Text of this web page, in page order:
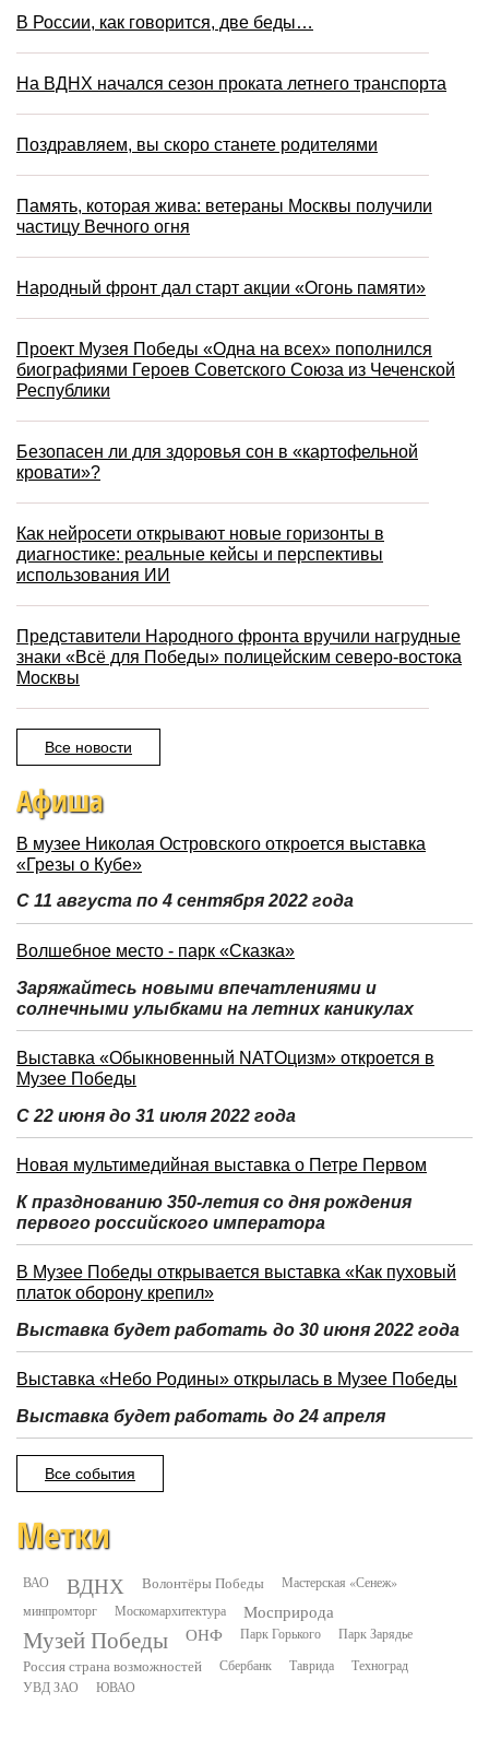
В России, как говорится, две беды…
На ВДНХ начался сезон проката летнего транспорта
Поздравляем, вы скоро станете родителями
Память, которая жива: ветераны Москвы получили
частицу Вечного огня
Народный фронт дал старт акции «Огонь памяти»
Проект Музея Победы «Одна на всех» пополнился
биографиями Героев Советского Союза из Чеченской
Республики
Безопасен ли для здоровья сон в «картофельной
кровати»?
Как нейросети открывают новые горизонты в
диагностике: реальные кейсы и перспективы
использования ИИ
Представители Народного фронта вручили нагрудные
знаки «Всё для Победы» полицейским северо-востока
Москвы
Все новости
Афиша
В музее Николая Островского откроется выставка
«Грезы о Кубе»
С 11 августа по 4 сентября 2022 года
Волшебное место - парк «Сказка»
Заряжайтесь новыми впечатлениями и
солнечными улыбками на летних каникулах
Выставка «Обыкновенный NATOцизм» откроется в
Музее Победы
С 22 июня до 31 июля 2022 года
Новая мультимедийная выставка о Петре Первом
К празднованию 350-летия со дня рождения
первого российского императора
В Музее Победы открывается выставка «Как пуховый
платок оборону крепил»
Выставка будет работать до 30 июня 2022 года
Выставка «Небо Родины» открылась в Музее Победы
Выставка будет работать до 24 апреля
Все события
Метки
ВАО ВДНХ Волонтёры Победы
Мастерская «Сенеж»
минпромторг
Москомархитектура Мосприрода
Музей Победы ОНФ Парк Горького Парк Зарядье
Россия страна возможностей Сбербанк Таврида
Техноград
УВД ЗАО
ЮВАО